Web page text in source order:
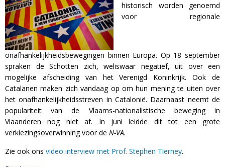
historisch worden genoemd
voor regionale
onafhankelijkheidsbewegingen binnen Europa. Op 18 september
spraken de Schotten zich, weliswaar negatief, uit over een
mogelijke afscheiding van het Verenigd Koninkrijk. Ook de
Catalanen maken zich vandaag op om hun mening te uiten over
het onafhankelijkheidsstreven in Catalonië. Daarnaast neemt de
populariteit van de Vlaams-nationalistische beweging in
Vlaanderen nog niet af. In juni leidde dit tot een grote
verkiezingsoverwinning voor de N-VA.
Zie ook ons video interview met Prof. Stephen Tierney.